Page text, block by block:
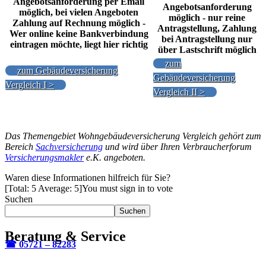
möglich, bei vielen Angeboten
Zahlung auf Rechnung möglich -
Wer online keine Bankverbindung
eintragen möchte, liegt hier richtig
Angebotsanforderung
möglich - nur reine
Antragstellung, Zahlung
bei Antragstellung nur
über Lastschrift möglich
zum Gebäudeversicherung
Vergleich I >
zum
Gebäudeversicherung
Vergleich II >
Das Themengebiet Wohngebäudeversicherung Vergleich gehört zum
Bereich Sachversicherung und wird über Ihren Verbraucherforum
Versicherungsmaklere.K. angeboten.
Waren diese Informationen hilfreich für Sie?
[Total: 5 Average: 5]You must sign in to vote
Suchen
Suchen
Beratung & Service
☎ 05721 – 82283